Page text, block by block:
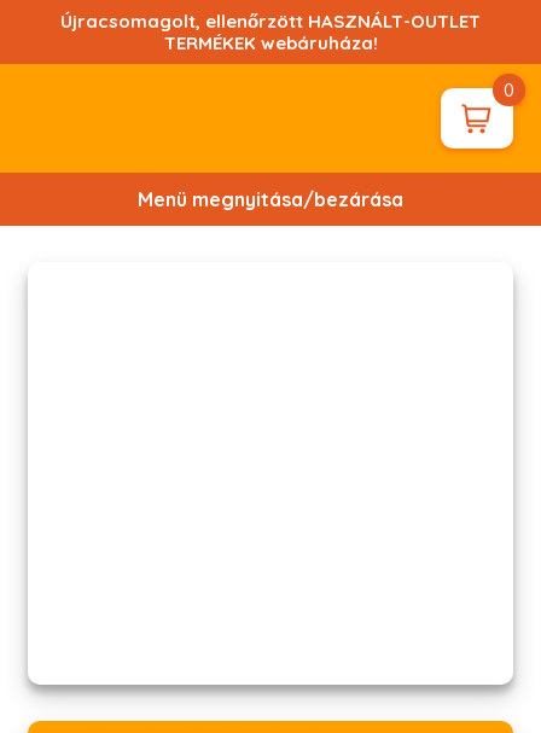
tartalomhoz!
Újracsomagolt, ellenőrzött HASZNÁLT-OUTLET
TERMÉKEK webáruháza!
0
Menü megnyitása/bezárása